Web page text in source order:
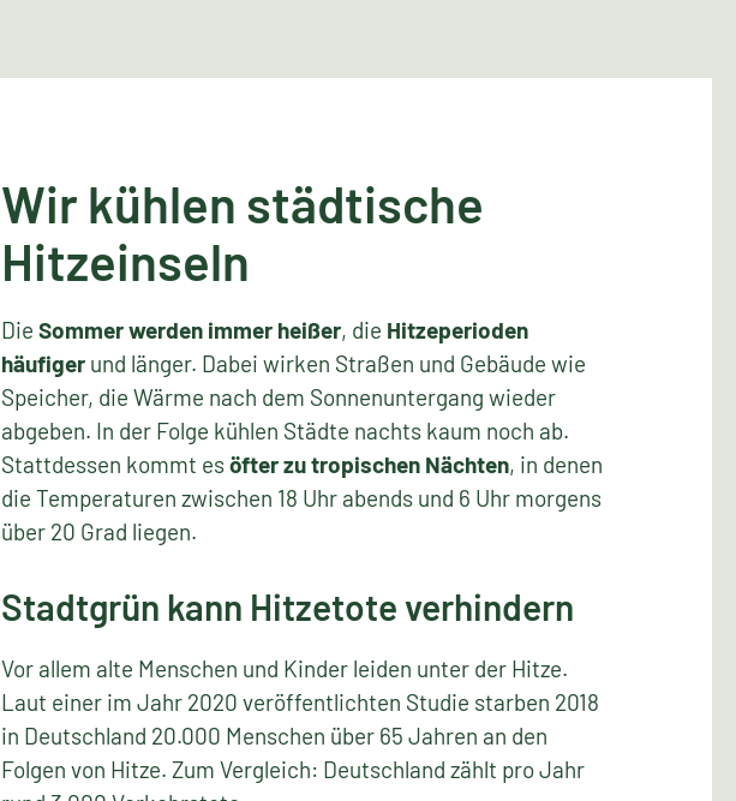
Wir kühlen städtische
Hitzeinseln
Die Sommer werden immer heißer, die Hitzeperioden
häufiger und länger. Dabei wirken Straßen und Gebäude wie
Speicher, die Wärme nach dem Sonnenuntergang wieder
abgeben. In der Folge kühlen Städte nachts kaum noch ab.
Stattdessen kommt esöfter zu tropischen Nächten, in denen
die Temperaturen zwischen 18 Uhr abends und 6 Uhr morgens
über 20 Grad liegen.
Stadtgrün kann Hitzetote verhindern
Vor allem alte Menschen und Kinder leiden unter der Hitze.
Laut einer im Jahr 2020 veröffentlichten Studie starben 2018
in Deutschland 20.000 Menschen über 65 Jahren an den
Folgen von Hitze. Zum Vergleich: Deutschland zählt pro Jahr